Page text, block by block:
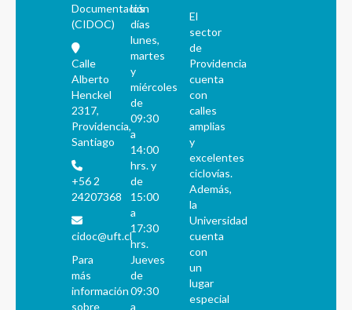
Documentación
(CIDOC)
Calle
Alberto
Henckel
2317,
Providencia,
Santiago
+56 2
24207368
cidoc@uft.cl
Para
más
información
sobre
los
días
lunes,
martes
y
miércoles
de
09:30
a
14:00
hrs. y
de
15:00
a
17:30
hrs.
Jueves
de
09:30
a
El
sector
de
Providencia
cuenta
con
calles
amplias
y
excelentes
ciclovías.
Además,
la
Universidad
cuenta
con
un
lugar
especial